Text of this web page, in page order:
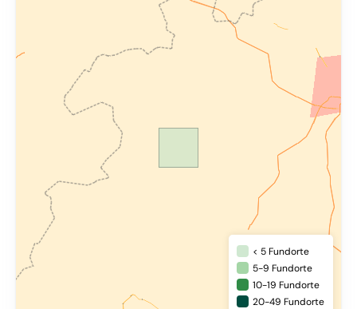
< 5 Fundorte
5-9 Fundorte
10-19 Fundorte
20-49 Fundorte